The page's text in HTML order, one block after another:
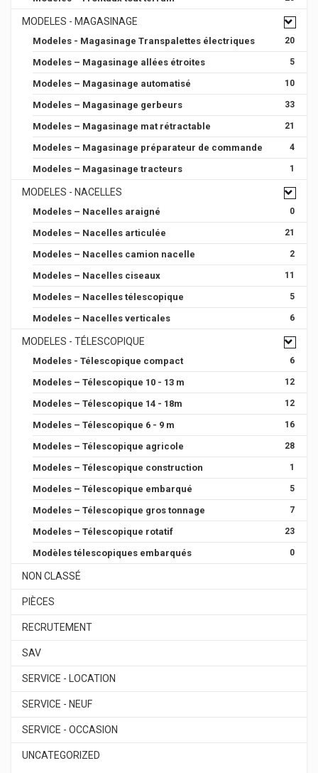
MODELES - MAGASINAGE
Modeles - Magasinage Transpalettes électriques 20
Modeles – Magasinage allées étroites 5
Modeles – Magasinage automatisé 10
Modeles – Magasinage gerbeurs 33
Modeles – Magasinage mat rétractable 21
Modeles – Magasinage préparateur de commande 4
Modeles – Magasinage tracteurs 1
MODELES - NACELLES
Modeles – Nacelles araigné 0
Modeles – Nacelles articulée 21
Modeles – Nacelles camion nacelle 2
Modeles – Nacelles ciseaux 11
Modeles – Nacelles télescopique 5
Modeles – Nacelles verticales 6
MODELES - TÉLESCOPIQUE
Modeles - Télescopique compact 6
Modeles – Télescopique 10 - 13 m 12
Modeles – Télescopique 14 - 18m 12
Modeles – Télescopique 6 - 9 m 16
Modeles – Télescopique agricole 28
Modeles – Télescopique construction 1
Modeles – Télescopique embarqué 5
Modeles – Télescopique gros tonnage 7
Modeles – Télescopique rotatif 23
Modèles télescopiques embarqués 0
NON CLASSÉ
PIÈCES
RECRUTEMENT
SAV
SERVICE - LOCATION
SERVICE - NEUF
SERVICE - OCCASION
UNCATEGORIZED